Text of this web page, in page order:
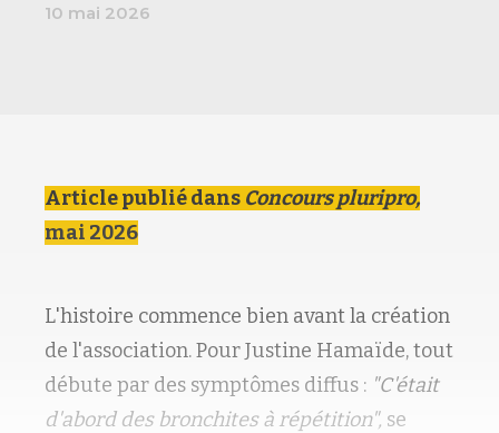
10 mai 2026
Article publié dans Concours pluripro,
mai 2026
L'histoire commence bien avant la création
de l'association. Pour Justine Hamaïde, tout
débute par des symptômes diffus : "C'était
d'abord des bronchites à répétition", se